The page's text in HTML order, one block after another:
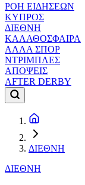
ΡΟΗ ΕΙΔΗΣΕΩΝ
ΚΥΠΡΟΣ
ΔΙΕΘΝΗ
ΚΑΛΑΘΟΣΦΑΙΡΑ
ΑΛΛΑ ΣΠΟΡ
ΝΤΡΙΜΠΛΕΣ
ΑΠΟΨΕΙΣ
AFTER DERBY
ΔΙΕΘΝΗ
ΔΙΕΘΝΗ